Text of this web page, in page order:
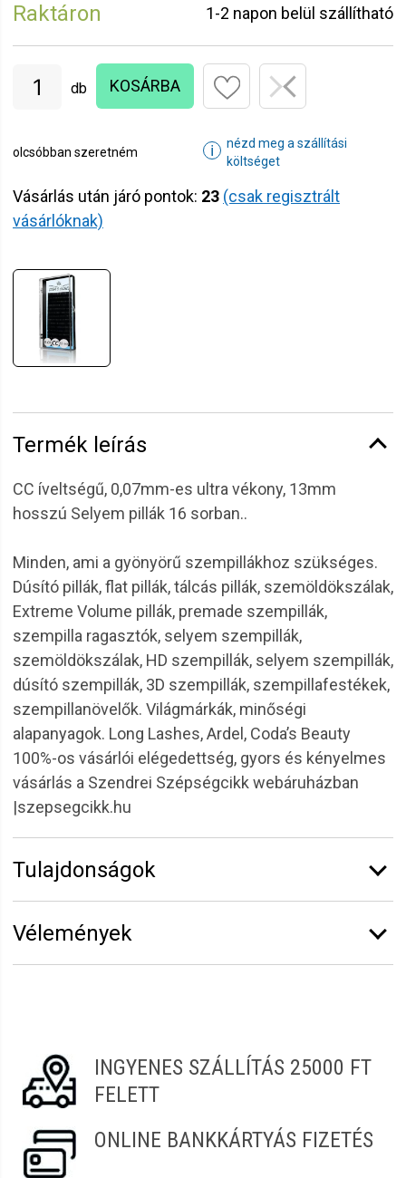
Raktáron 1-2 napon belül szállítható
db KOSÁRBA
olcsóbban szeretném ℹ
nézd meg a szállítási
költséget
Vásárlás után járó pontok: 23 (csak regisztrált
vásárlóknak)
Termék leírás
CC íveltségű, 0,07mm-es ultra vékony, 13mm
hosszú Selyem pillák 16 sorban..
Minden, ami a gyönyörű szempillákhoz szükséges.
Dúsító pillák, flat pillák, tálcás pillák, szemöldökszálak,
Extreme Volume pillák, premade szempillák,
szempilla ragasztók, selyem szempillák,
szemöldökszálak, HD szempillák, selyem szempillák,
dúsító szempillák, 3D szempillák, szempillafestékek,
szempillanövelők. Világmárkák, minőségi
alapanyagok. Long Lashes, Ardel, Coda’s Beauty
100%-os vásárlói elégedettség, gyors és kényelmes
vásárlás a Szendrei Szépségcikk webáruházban
|szepsegcikk.hu
Tulajdonságok
Íveltség:
Vastagság:
0,07 mm
Vélemények
INGYENES SZÁLLÍTÁS 25000 FT
FELETT
ONLINE BANKKÁRTYÁS FIZETÉS